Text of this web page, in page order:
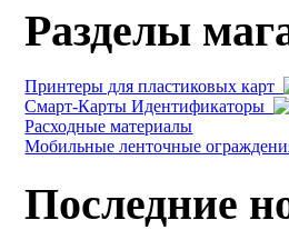
Разделы
Принтеры для пластиковых карт
Смарт-Карты Идентификаторы
Расходные материалы
Мобильные ленточные
Последние